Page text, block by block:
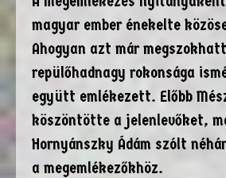
magyar ember énekelte
Ahogyan azt már
repülőhadnagy rokonsága
együtt emlékezett. Előbb
köszöntötte a jelenlevőket,
Hornyánszky Ádám szólt
a megemlékezőkhöz.